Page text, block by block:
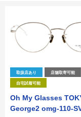
取扱店あり 店舗取寄可能
自宅試着可能
Oh My Glasses
George2 omg-110-